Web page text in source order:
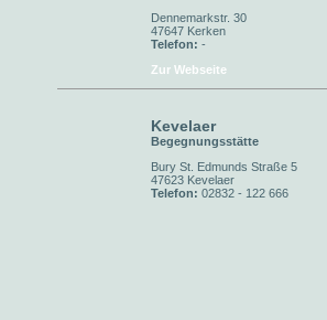
Dennemarkstr. 30
47647 Kerken
Telefon: -
Zur Webseite
Kevelaer
Begegnungsstätte
Bury St. Edmunds Straße 5
47623 Kevelaer
Telefon: 02832 - 122 666